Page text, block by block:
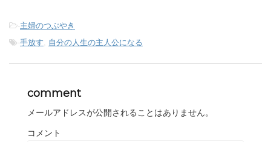
-主婦のつぶやき
-手放す 自分の人生の主人公になる
comment
メールアドレスが公開されることはありません。
コメント